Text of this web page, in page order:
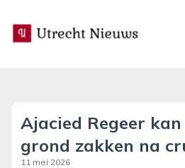
utrecht-nieuws.nl
Ajacied Regeer
grond zakken na
11 mei 2026